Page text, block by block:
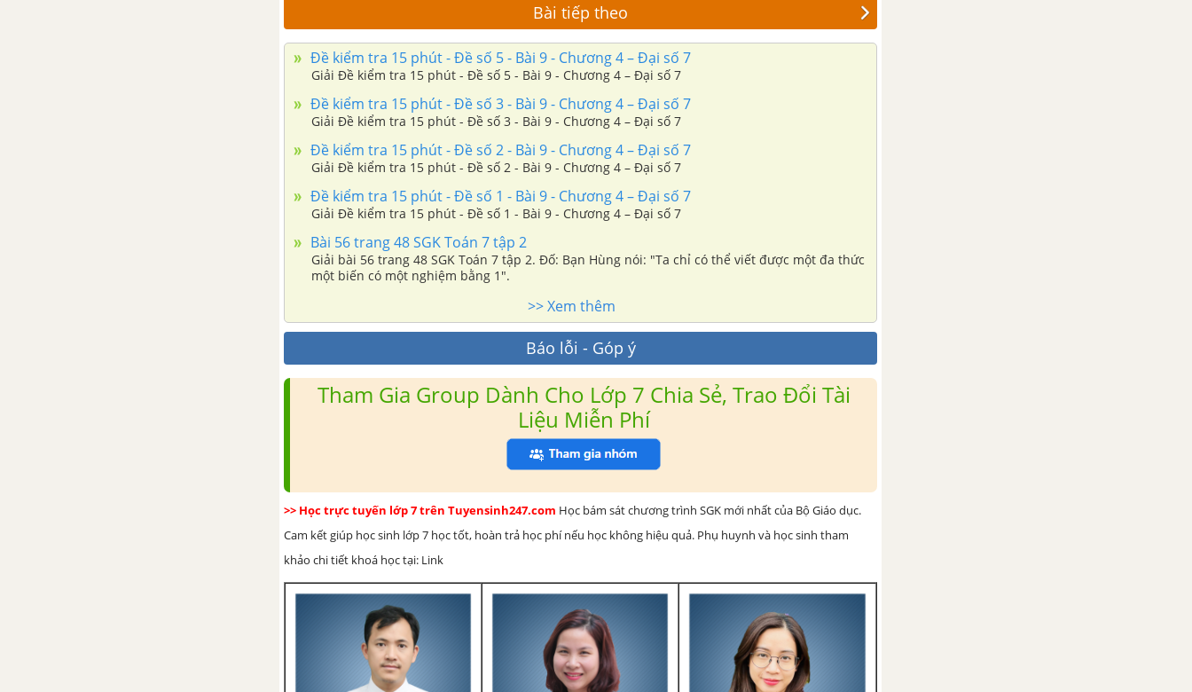
Bài tiếp theo
Đề kiểm tra 15 phút - Đề số 5 - Bài 9 - Chương 4 – Đại số 7
Giải Đề kiểm tra 15 phút - Đề số 5 - Bài 9 - Chương 4 – Đại số 7
Đề kiểm tra 15 phút - Đề số 3 - Bài 9 - Chương 4 – Đại số 7
Giải Đề kiểm tra 15 phút - Đề số 3 - Bài 9 - Chương 4 – Đại số 7
Đề kiểm tra 15 phút - Đề số 2 - Bài 9 - Chương 4 – Đại số 7
Giải Đề kiểm tra 15 phút - Đề số 2 - Bài 9 - Chương 4 – Đại số 7
Đề kiểm tra 15 phút - Đề số 1 - Bài 9 - Chương 4 – Đại số 7
Giải Đề kiểm tra 15 phút - Đề số 1 - Bài 9 - Chương 4 – Đại số 7
Bài 56 trang 48 SGK Toán 7 tập 2
Giải bài 56 trang 48 SGK Toán 7 tập 2. Đố: Bạn Hùng nói: "Ta chỉ có thể viết được một đa thức
một biến có một nghiệm bằng 1".
>> Xem thêm
Báo lỗi - Góp ý
Tham Gia Group Dành Cho Lớp 7 Chia Sẻ, Trao Đổi Tài
Liệu Miễn Phí
>> Học trực tuyến lớp 7 trên Tuyensinh247.com Học bám sát chương trình SGK mới nhất của Bộ Giáo dục.
Cam kết giúp học sinh lớp 7 học tốt, hoàn trả học phí nếu học không hiệu quả. Phụ huynh và học sinh tham
khảo chi tiết khoá học tại: Link